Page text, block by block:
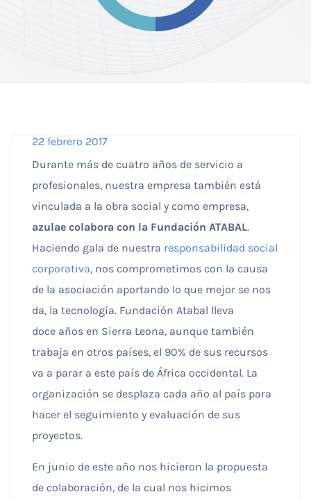
22 febrero 2017
Durante más de cuatro años de servicio a
profesionales, nuestra empresa también está
vinculada a la obra social y como empresa,
azulae colabora con la Fundación ATABAL.
Haciendo gala de nuestra responsabilidad social
corporativa, nos comprometimos con la causa
de la asociación aportando lo que mejor se nos
da, la tecnología. Fundación Atabal lleva
doce años en Sierra Leona, aunque también
trabaja en otros países, el 90% de sus recursos
va a parar a este país de África occidental. La
organización se desplaza cada año al país para
hacer el seguimiento y evaluación de sus
proyectos.
En junio de este año nos hicieron la propuesta
de colaboración, de la cual nos hicimos
para que
web.
Para que
podamos
funcionalidad
y estructura
de la web, en
base a cómo
Experiencia
Para que
nuestra web
funcione lo
mejor posible
durante tu
rechaza estas
cookies,
algunas